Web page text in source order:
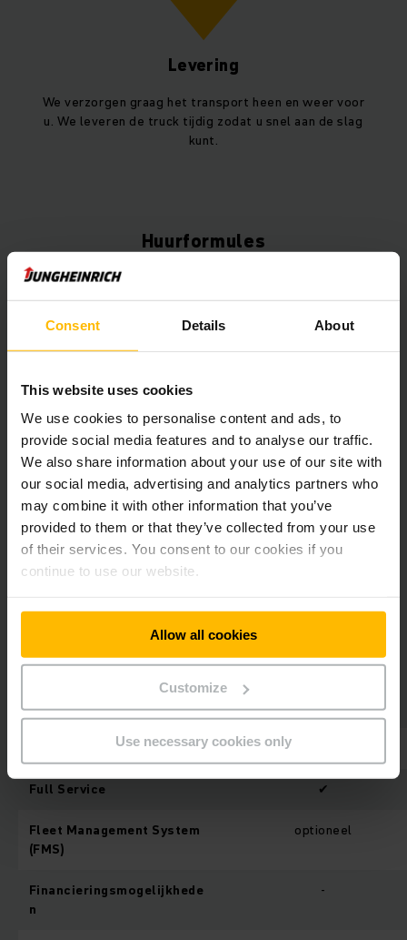
Consent Details About
This website uses cookies
We use cookies to personalise content and ads, to
provide social media features and to analyse our traffic.
We also share information about your use of our site with
our social media, advertising and analytics partners who
may combine it with other information that you’ve
provided to them or that they’ve collected from your use
of their services. You consent to our cookies if you
continue to use our website.
Allow all cookies
Customize
Use necessary cookies only
Levering
We verzorgen graag het transport heen en weer voor
u. We leveren de truck tijdig zodat u snel aan de slag
kunt.
Huurformules
Short Term Rental
Full Flex Rental
Long Term Rental
Rental Fleet Management
Wat is de juiste huurformule voor mij?
tot 12 maanden
Full Service ✔
Fleet Management System
(FMS)
optioneel
Financieringsmogelijkhede
n
-